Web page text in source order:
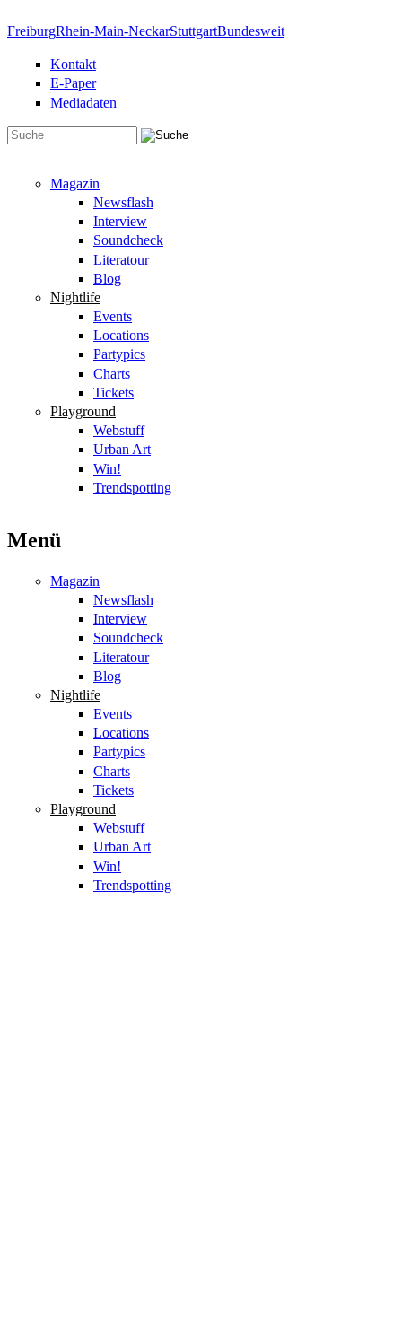
FreiburgRhein-Main-NeckarStuttgartBundesweit
Kontakt
E-Paper
Mediadaten
Magazin
Newsflash
Interview
Soundcheck
Literatour
Blog
Nightlife
Events
Locations
Partypics
Charts
Tickets
Playground
Webstuff
Urban Art
Win!
Trendspotting
Menü
Magazin
Newsflash
Interview
Soundcheck
Literatour
Blog
Nightlife
Events
Locations
Partypics
Charts
Tickets
Playground
Webstuff
Urban Art
Win!
Trendspotting